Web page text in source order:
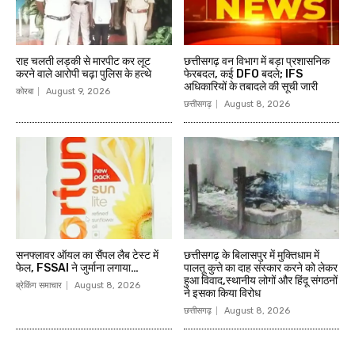
राह चलती लड़की से मारपीट कर लूट
करने वाले आरोपी चढ़ा पुलिस के हत्थे
कोरबा August 9, 2026
छत्तीसगढ़ वन विभाग में बड़ा प्रशासनिक
फेरबदल, कई DFO बदले; IFS
अधिकारियों के तबादले की सूची जारी
छत्तीसगढ़ August 8, 2026
सनफ्लावर ऑयल का सैंपल लैब टेस्ट में
फेल, FSSAI ने जुर्माना लगाया…
ब्रेकिंग समाचार August 8, 2026
छत्तीसगढ़ के बिलासपुर में मुक्तिधाम में
पालतू कुत्ते का दाह संस्कार करने को लेकर
हुआ विवाद,स्थानीय लोगों और हिंदू संगठनों
ने इसका किया विरोध
छत्तीसगढ़ August 8, 2026